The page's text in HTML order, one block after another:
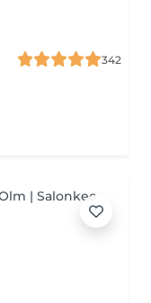
342